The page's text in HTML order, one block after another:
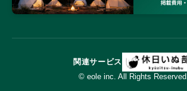
関連サービス
© eole inc. All Rights Reserved.